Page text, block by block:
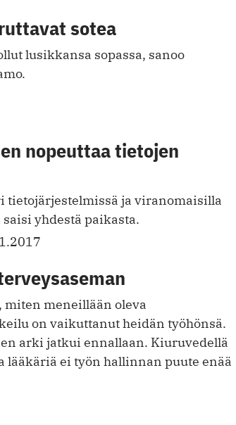
sotea
lusikkansa sopassa, sanoo
nopeuttaa tietojen
tietojärjestelmissä ja viranomaisilla
yhdestä paikasta.
miten ­meneillään oleva
on vaikuttanut heidän työhönsä.
arki jatkui ennallaan. Kiuruvedellä
ei työn hallinnan puute enää